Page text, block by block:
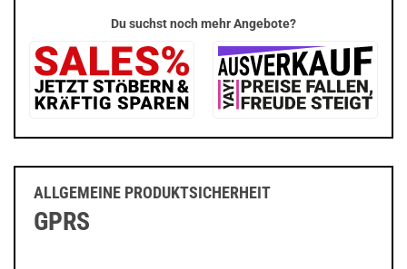
Du suchst noch mehr Angebote?
ALLGEMEINE PRODUKTSICHERHEIT
GPRS